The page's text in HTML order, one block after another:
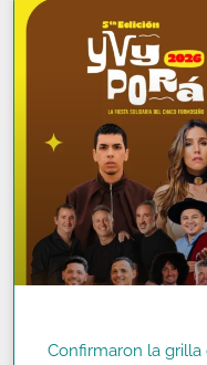
Confirmaron la grilla